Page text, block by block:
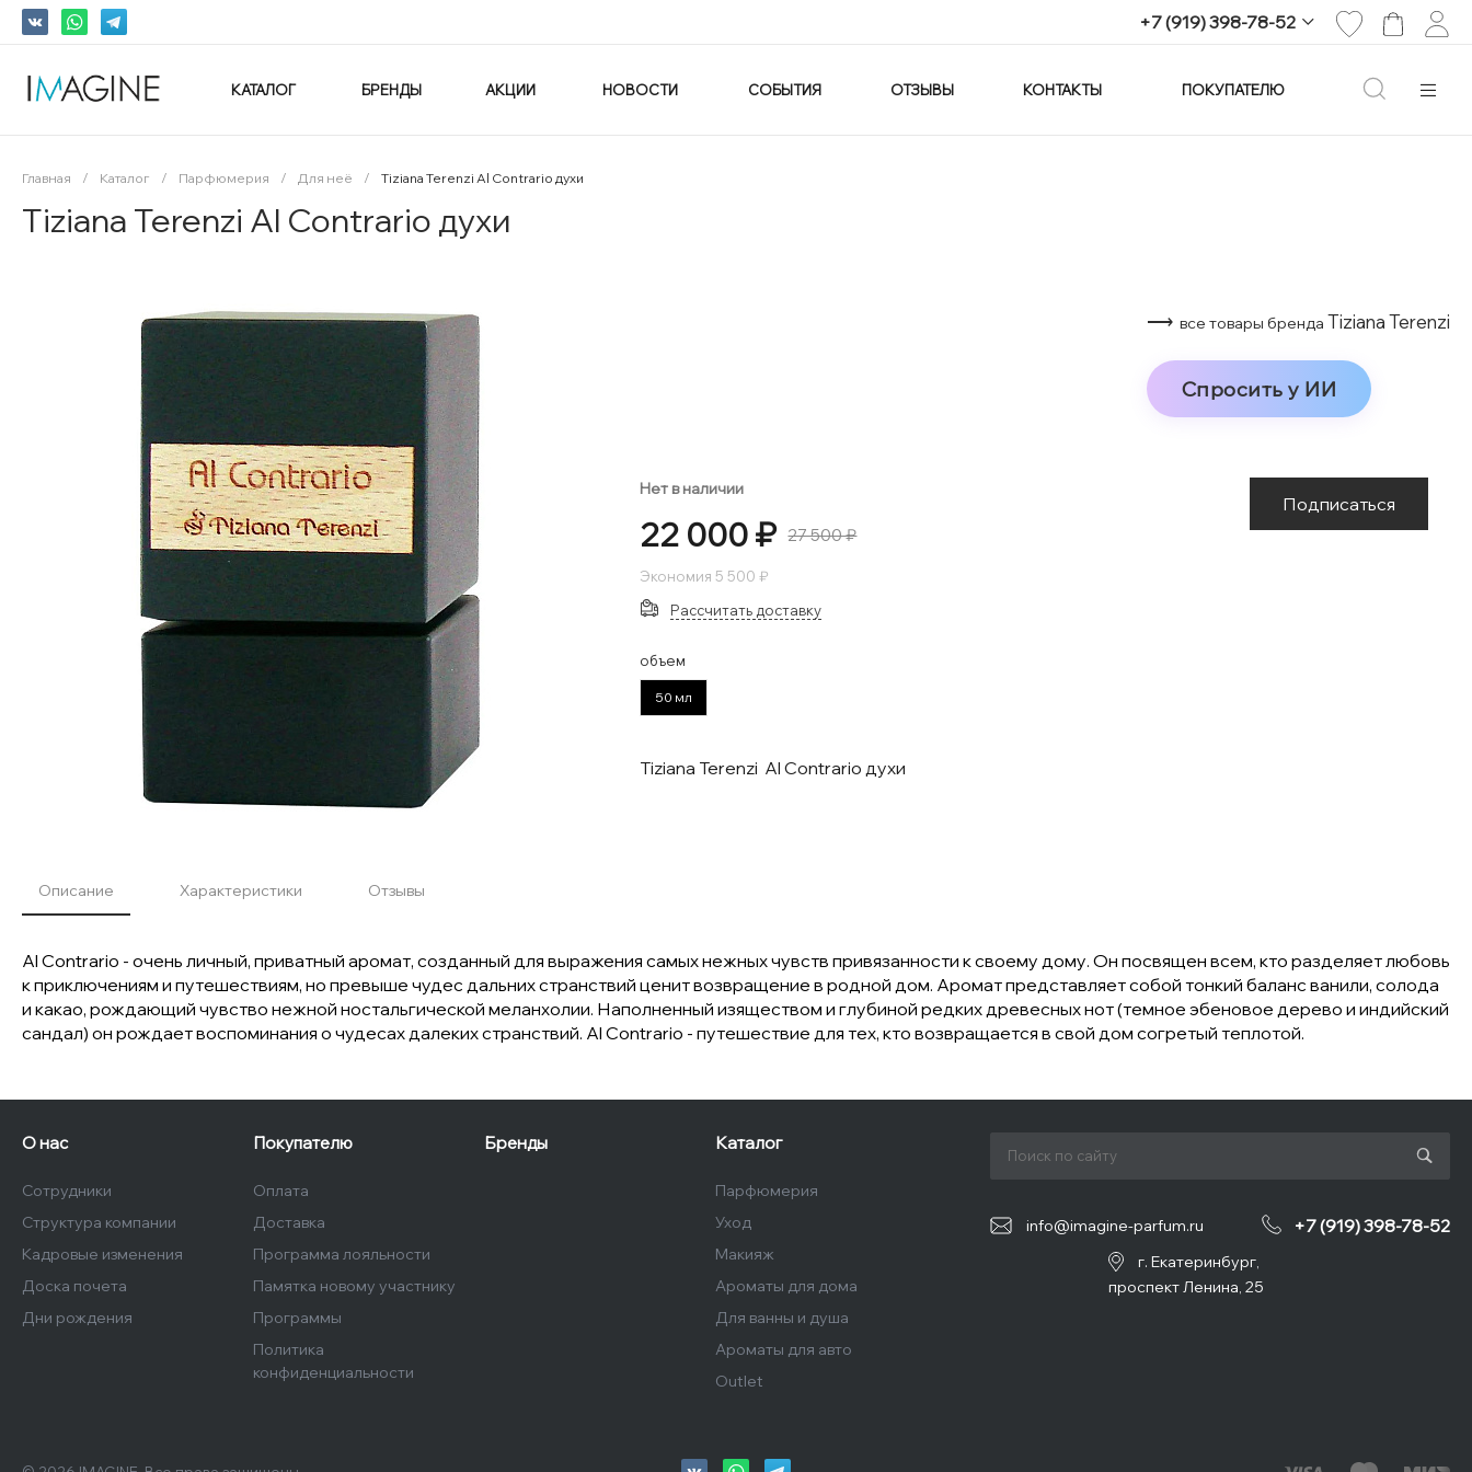
+7 (919) 398-78-52
+7 (919) 398-78-52
КАТАЛОГ БРЕНДЫ АКЦИИ НОВОСТИ СОБЫТИЯ ОТЗЫВЫ КОНТАКТЫ ПОКУПАТЕЛЮ
Главная / Каталог / Парфюмерия / Для неё / Tiziana Terenzi Al Contrario духи
Tiziana Terenzi Al Contrario духи
⟶ все товары бренда Tiziana Terenzi
Спросить у ИИ
Нет в наличии
22 000 ₽ 27 500 ₽
Экономия 5 500 ₽
Подписаться
Рассчитать доставку
объем
50 мл
Tiziana Terenzi Al Contrario духи
Описание Характеристики Отзывы
Al Contrario - очень личный, приватный аромат, созданный для выражения самых нежных чувств привязанности к своему дому. Он посвящен всем, кто разделяет любовь
к приключениям и путешествиям, но превыше чудес дальних странствий ценит возвращение в родной дом. Аромат представляет собой тонкий баланс ванили, солода
и какао, рождающий чувство нежной ностальгической меланхолии. Наполненный изяществом и глубиной редких древесных нот (темное эбеновое дерево и индийский
сандал) он рождает воспоминания о чудесах далеких странствий. Al Contrario - путешествие для тех, кто возвращается в свой дом согретый теплотой.
О нас
Сотрудники
Структура компании
Кадровые изменения
Доска почета
Дни рождения
Покупателю
Оплата
Доставка
Программа лояльности
Памятка новому участнику
Программы
Политика
конфиденциальности
Бренды Каталог
Парфюмерия
Уход
Макияж
Ароматы для дома
Для ванны и душа
Ароматы для авто
Outlet
info@imagine-parfum.ru +7 (919) 398-78-52
г. Екатеринбург,
проспект Ленина, 25